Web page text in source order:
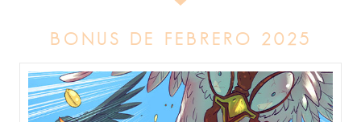
BONUS DE FEBRERO 2025